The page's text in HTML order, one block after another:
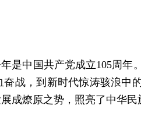
是中国共产党成立105周年
奋战，到新时代惊涛骇浪
成燎原之势，照亮了中华民